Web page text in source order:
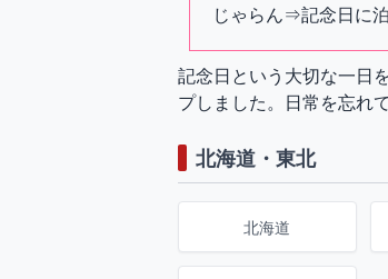
じゃらん⇒記念日に
記念日という大切な一日
プしました。日常を忘れ
北海道・東北
北海道